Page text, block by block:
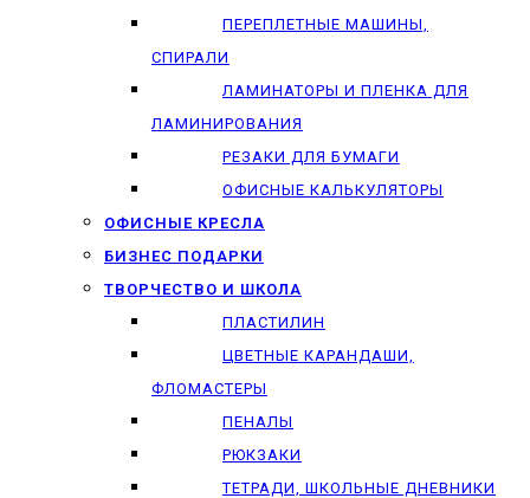
ПЕРЕПЛЕТНЫЕ МАШИНЫ,
СПИРАЛИ
ЛАМИНАТОРЫ И ПЛЕНКА ДЛЯ
ЛАМИНИРОВАНИЯ
РЕЗАКИ ДЛЯ БУМАГИ
ОФИСНЫЕ КАЛЬКУЛЯТОРЫ
ОФИСНЫЕ КРЕСЛА
БИЗНЕС ПОДАРКИ
ТВОРЧЕСТВО И ШКОЛА
ПЛАСТИЛИН
ЦВЕТНЫЕ КАРАНДАШИ,
ФЛОМАСТЕРЫ
ПЕНАЛЫ
РЮКЗАКИ
ТЕТРАДИ, ШКОЛЬНЫЕ ДНЕВНИКИ